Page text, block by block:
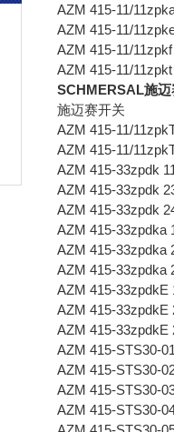
AZM 415-11/
AZM 415-11/
AZM 415-11/
AZM 415-11/
SCHMERSAL施
施迈赛开关
AZM 415-11/
AZM 415-11/
AZM 415-33zpdk
AZM 415-33zpdk
AZM 415-33zpdk
AZM 415-33zpdka
AZM 415-33zpdka
AZM 415-33zpdka
AZM 415-33zpdkE
AZM 415-33zpdkE
AZM 415-33zpdkE
AZM 415-STS30-
AZM 415-STS30-
AZM 415-STS30-
AZM 415-STS30-